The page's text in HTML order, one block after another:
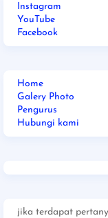
Instagram
YouTube
Facebook
Home
Galery Photo
Pengurus
Hubungi kami
jika terdapat